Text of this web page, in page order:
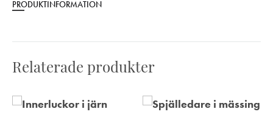
PRODUKTINFORMATION
Relaterade produkter